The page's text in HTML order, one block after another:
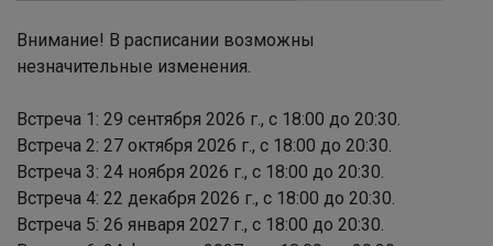
Внимание! В расписании возможны
незначительные изменения.
Встреча 1: 29 сентября 2026 г., с 18:00 до 20:30.
Встреча 2: 27 октября 2026 г., с 18:00 до 20:30.
Встреча 3: 24 ноября 2026 г., с 18:00 до 20:30.
Встреча 4: 22 декабря 2026 г., с 18:00 до 20:30.
Встреча 5: 26 января 2027 г., с 18:00 до 20:30.